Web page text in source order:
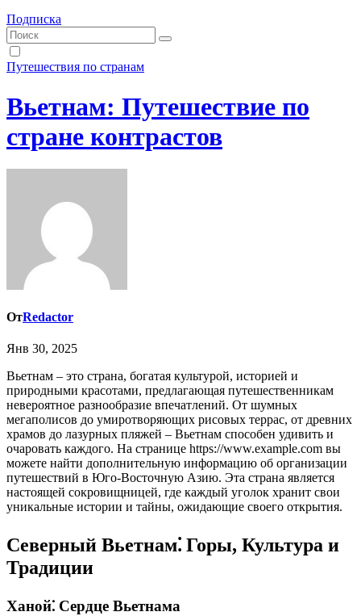
Подписка
Путешествия по странам
Вьетнам: Путешествие по
стране контрастов
ОтRedactor
Янв 30, 2025
Вьетнам – это страна, богатая культурой, историей и
природными красотами, предлагающая путешественникам
невероятное разнообразие впечатлений. От шумных
мегаполисов до умиротворяющих рисовых террас, от древних
храмов до лазурных пляжей – Вьетнам способен удивить и
очаровать каждого. На странице https://www.example.com вы
можете найти дополнительную информацию об организации
путешествий в Юго-Восточную Азию. Эта страна является
настоящей сокровищницей, где каждый уголок хранит свои
уникальные истории и тайны, ожидающие своего открытия.
Северный Вьетнам⁚ Горы, Культура и
Традиции
Ханой⁚ Сердце Вьетнама